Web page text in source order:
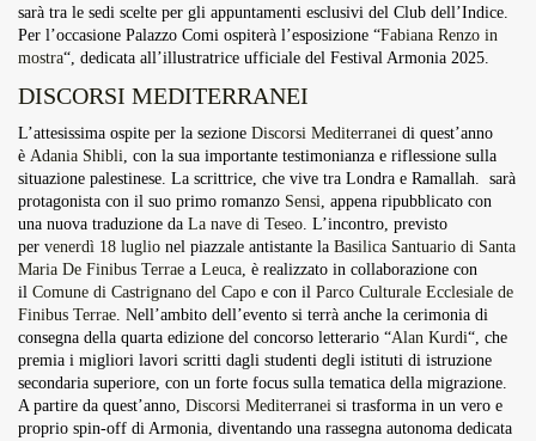
sarà tra le sedi scelte per gli appuntamenti esclusivi del Club dell’Indice.
Per l’occasione Palazzo Comi ospiterà l’esposizione “Fabiana Renzo in
mostra“, dedicata all’illustratrice ufficiale del Festival Armonia 2025.
DISCORSI MEDITERRANEI
L’attesissima ospite per la sezione Discorsi Mediterranei di quest’anno
è Adania Shibli, con la sua importante testimonianza e riflessione sulla
situazione palestinese. La scrittrice, che vive tra Londra e Ramallah. sarà
protagonista con il suo primo romanzo Sensi, appena ripubblicato con
una nuova traduzione da La nave di Teseo. L’incontro, previsto
per venerdì 18 luglio nel piazzale antistante la Basilica Santuario di Santa
Maria De Finibus Terrae a Leuca, è realizzato in collaborazione con
il Comune di Castrignano del Capo e con il Parco Culturale Ecclesiale de
Finibus Terrae. Nell’ambito dell’evento si terrà anche la cerimonia di
consegna della quarta edizione del concorso letterario “Alan Kurdi“, che
premia i migliori lavori scritti dagli studenti degli istituti di istruzione
secondaria superiore, con un forte focus sulla tematica della migrazione.
A partire da quest’anno, Discorsi Mediterranei si trasforma in un vero e
proprio spin-off di Armonia, diventando una rassegna autonoma dedicata